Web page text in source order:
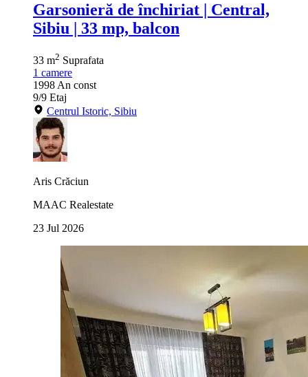
Garsonieră de închiriat | Central,
Sibiu | 33 mp, balcon
33 m2 Suprafata
1 camere
1998An const
9/9 Etaj
Centrul Istoric, Sibiu
Aris Crăciun
MAAC Realestate
23 Jul 2026